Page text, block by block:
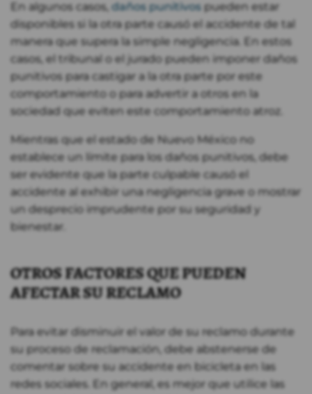
En algunos casos, daños punitivos pueden estar
disponibles si la otra parte causó el accidente de tal
manera que supera la simple negligencia. En estos
casos, el tribunal o el jurado pueden imponer daños
punitivos para castigar a la otra parte por este
comportamiento o para advertir a otros en la
sociedad que eviten este comportamiento atroz.
Mientras que el estado de Nuevo México no
establece un límite para los daños punitivos, debe
ser evidente que la parte culpable causó el
accidente al exhibir una negligencia grave o mostrar
un desprecio imprudente por su seguridad y
bienestar.
OTROS FACTORES QUE PUEDEN
AFECTAR SU RECLAMO
Para evitar disminuir el valor de su reclamo durante
su proceso de reclamación, debe abstenerse de
comentar sobre su accidente en bicicleta en las
redes sociales. En general, es mejor que utilice las